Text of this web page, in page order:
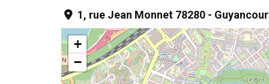
1, rue Jean Monnet 78280 -
+
−